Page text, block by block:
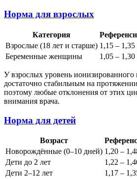
Норма для взрослых
Категория
Взрослые (18 лет и старше) 1,15 –
Беременные женщины
1,05 –
У взрослых уровень ионизированного
достаточно стабильным на
поэтому любые отклонения от этих
внимания врача.
Норма для детей
Возраст
Новорождённые (0–10 дней) 1,20 –
Дети до 2 лет
1,22 –
Дети 2–12 лет
1,17 –